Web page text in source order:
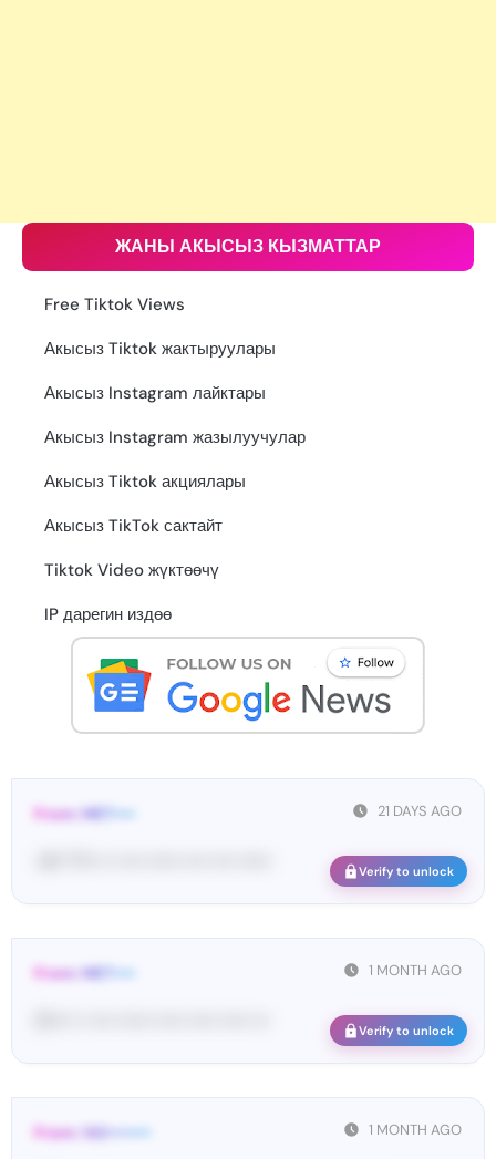
ЖАНЫ АКЫСЫЗ КЫЗМАТТАР
Free Tiktok Views
Акысыз Tiktok жактыруулары
Акысыз Instagram лайктары
Акысыз Instagram жазылуучулар
Акысыз Tiktok акциялары
Акысыз TikTok сактайт
Tiktok Video жүктөөчү
IP дарегин издөө
21 DAYS AGO
From: MET••••
Verify to unlock
1 MONTH AGO
From: MET••••
Verify to unlock
1 MONTH AGO
From: 142••••••••